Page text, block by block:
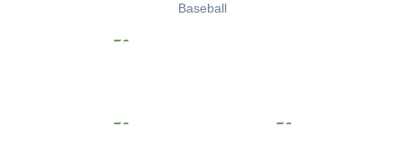
Baseball